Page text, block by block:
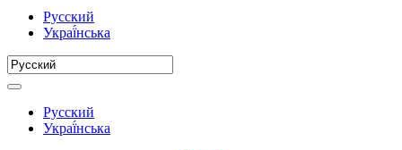
Русский
Украї́нська
Русский
Украї́нська